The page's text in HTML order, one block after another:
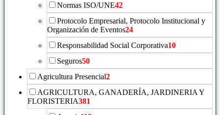
Normas ISO/UNE42
Protocolo Empresarial, Protocolo Institucional y
Organización de Eventos24
Responsabilidad Social Corporativa10
Seguros50
Agricultura Presencial2
AGRICULTURA, GANADERÍA, JARDINERIA Y
FLORISTERIA381